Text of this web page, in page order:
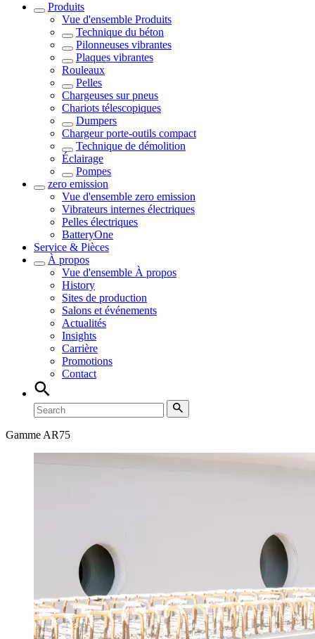
Produits
Vue d'ensemble Produits
Technique du béton
Pilonneuses vibrantes
Plaques vibrantes
Rouleaux
Pelles
Chargeuses sur pneus
Chariots télescopiques
Dumpers
Chargeur porte-outils compact
Technique de démolition
Éclairage
Pompes
zero emission
Vue d'ensemble zero emission
Vibrateurs internes électriques
Pelles électriques
BatteryOne
Service & Pièces
À propos
Vue d'ensemble À propos
History
Sites de production
Salons et événements
Actualités
Insights
Carrière
Promotions
Contact
Gamme AR75